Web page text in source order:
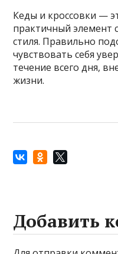
Кеды и кроссовки —
практичный элемент
стиля. Правильно
чувствовать себя
течение всего дня,
жизни.
Добавить